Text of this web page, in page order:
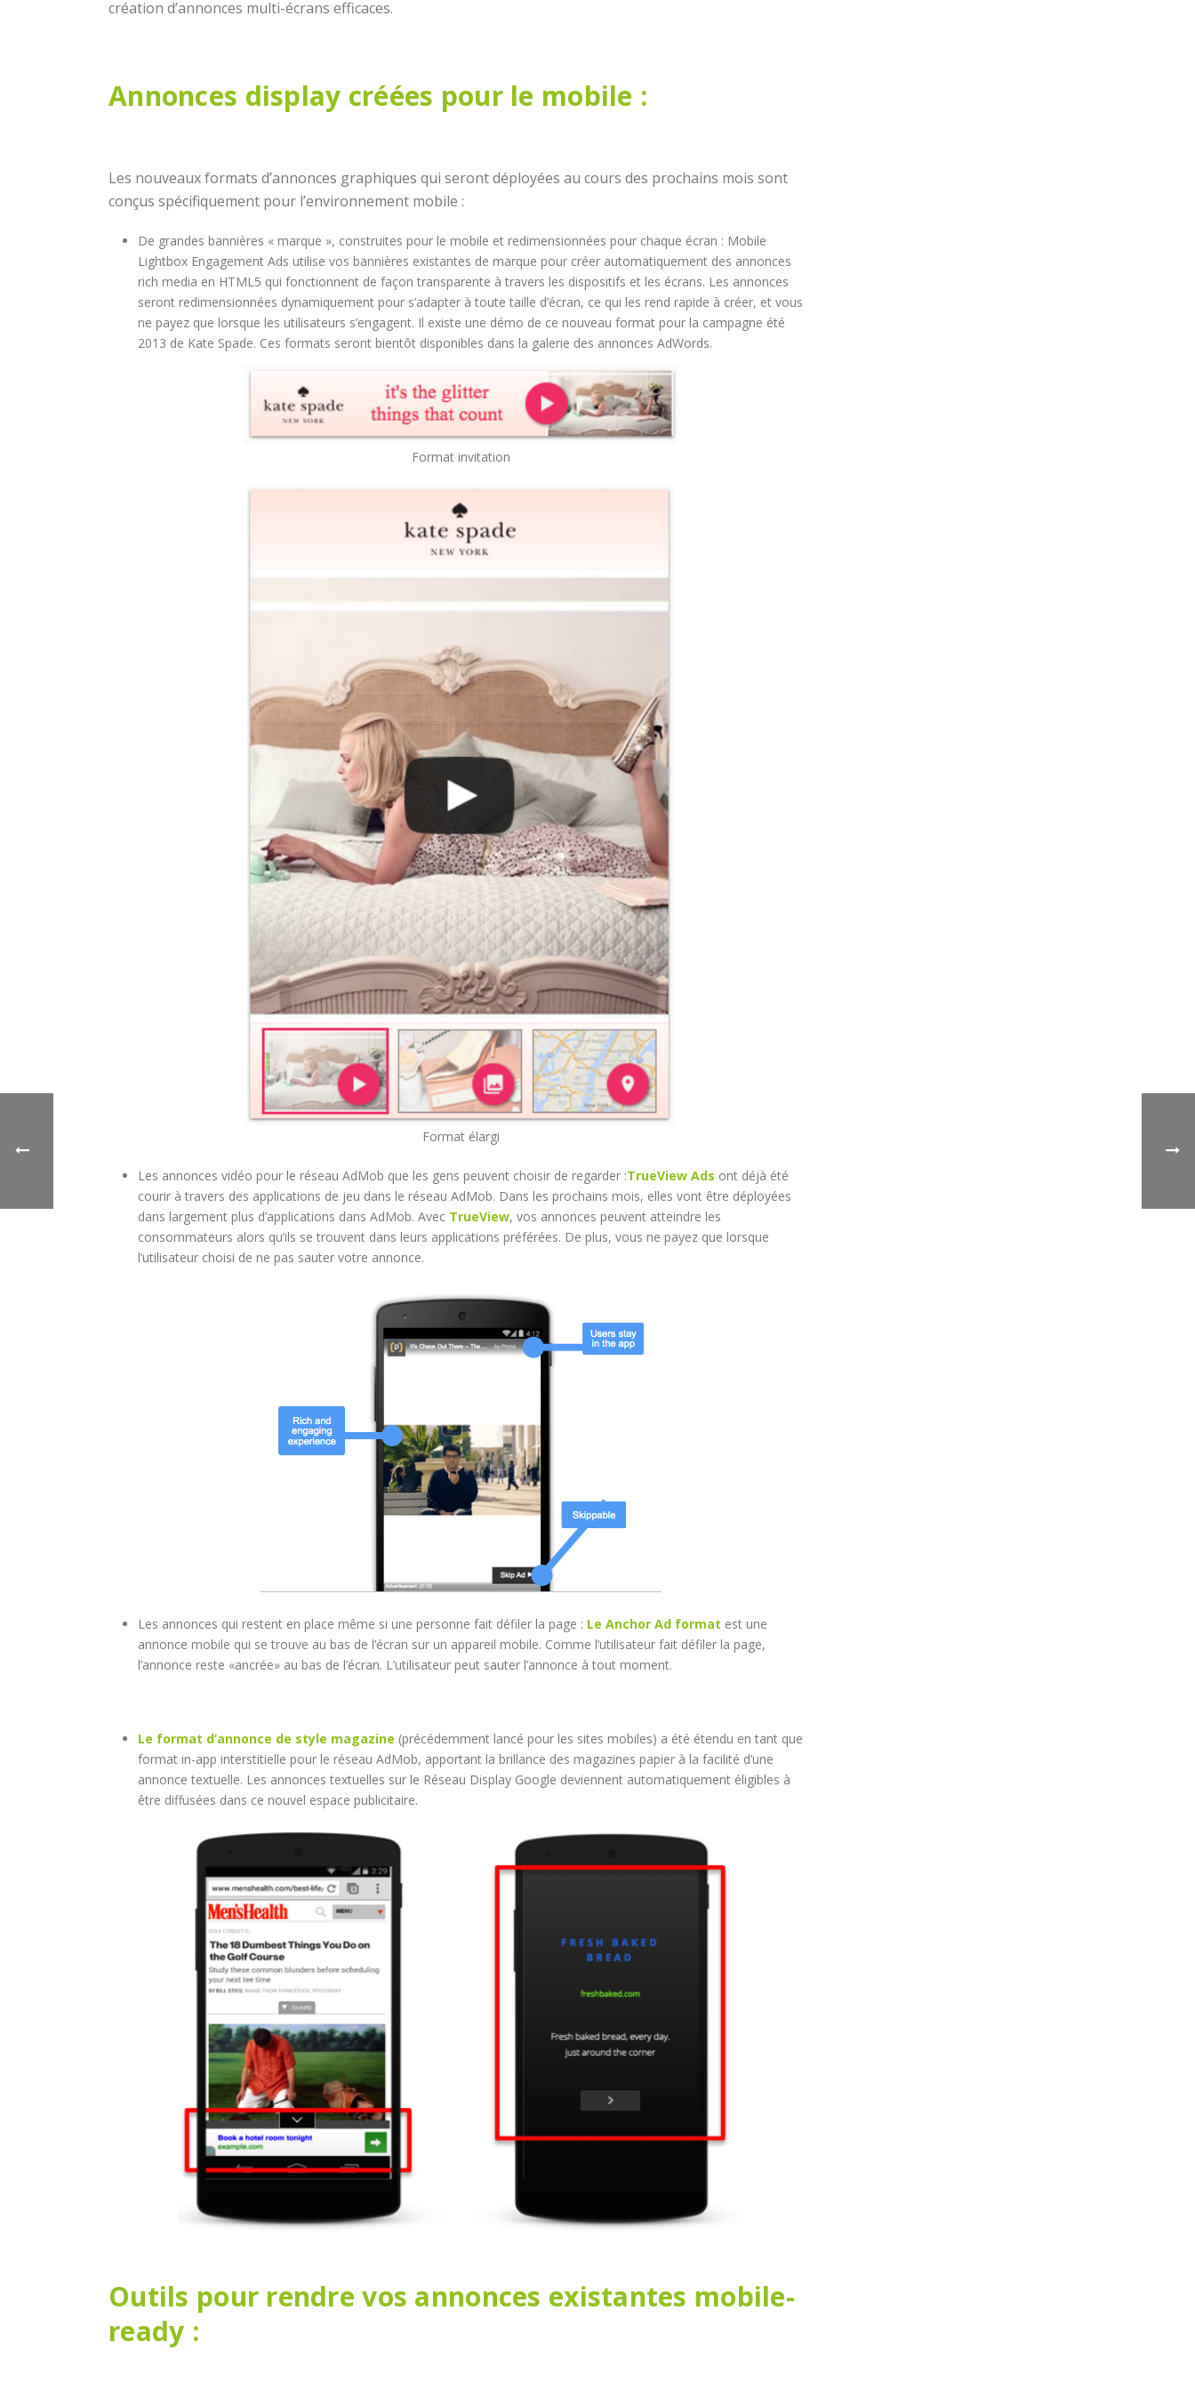
création d’annonces multi-écrans efficaces.
Annonces display créées pour le mobile :
Les nouveaux formats d’annonces graphiques qui seront déployées au cours des prochains mois sont
conçus spécifiquement pour l’environnement mobile :
De grandes bannières « marque », construites pour le mobile et redimensionnées pour chaque écran : Mobile
Lightbox Engagement Ads utilise vos bannières existantes de marque pour créer automatiquement des annonces
rich media en HTML5 qui fonctionnent de façon transparente à travers les dispositifs et les écrans. Les annonces
seront redimensionnées dynamiquement pour s’adapter à toute taille d’écran, ce qui les rend rapide à créer, et vous
ne payez que lorsque les utilisateurs s’engagent. Il existe une démo de ce nouveau format pour la campagne été
2013 de Kate Spade. Ces formats seront bientôt disponibles dans la galerie des annonces AdWords.
Format invitation
Format élargi
Les annonces vidéo pour le réseau AdMob que les gens peuvent choisir de regarder :TrueView Ads ont déjà été
courir à travers des applications de jeu dans le réseau AdMob. Dans les prochains mois, elles vont être déployées
dans largement plus d’applications dans AdMob. Avec TrueView, vos annonces peuvent atteindre les
consommateurs alors qu’ils se trouvent dans leurs applications préférées. De plus, vous ne payez que lorsque
l’utilisateur choisi de ne pas sauter votre annonce.
Les annonces qui restent en place même si une personne fait défiler la page : Le Anchor Ad format est une
annonce mobile qui se trouve au bas de l’écran sur un appareil mobile. Comme l’utilisateur fait défiler la page,
l’annonce reste «ancrée» au bas de l’écran. L’utilisateur peut sauter l’annonce à tout moment.
Le format d’annonce de style magazine (précédemment lancé pour les sites mobiles) a été étendu en tant que
format in-app interstitielle pour le réseau AdMob, apportant la brillance des magazines papier à la facilité d’une
annonce textuelle. Les annonces textuelles sur le Réseau Display Google deviennent automatiquement éligibles à
être diffusées dans ce nouvel espace publicitaire.
Outils pour rendre vos annonces existantes mobile-
ready :